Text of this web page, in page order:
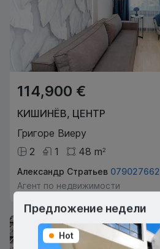
114,900 €
КИШИНЁВ, ЦЕНТР
Григоре Виеру
2
1 48 m2
Александр Стратьев 079027662
Агент по недвижимости
Предложение недели
Hot